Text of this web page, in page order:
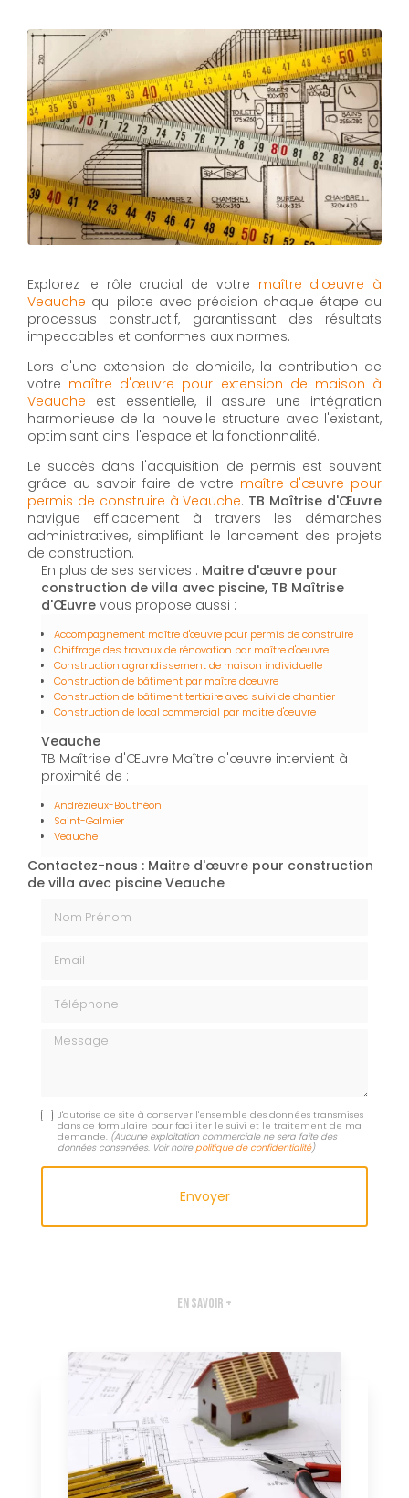
Explorez le rôle crucial de votre maître d'œuvre à
Veauche qui pilote avec précision chaque étape du
processus constructif, garantissant des résultats
impeccables et conformes aux normes.
Lors d'une extension de domicile, la contribution de
votre maître d'œuvre pour extension de maison à
Veauche est essentielle, il assure une intégration
harmonieuse de la nouvelle structure avec l'existant,
optimisant ainsi l'espace et la fonctionnalité.
Le succès dans l'acquisition de permis est souvent
grâce au savoir-faire de votre maître d'œuvre pour
permis de construire à Veauche. TB Maîtrise d'Œuvre
navigue efficacement à travers les démarches
administratives, simplifiant le lancement des projets
de construction.
En plus de ses services : Maitre d'œuvre pour
construction de villa avec piscine, TB Maîtrise
d'Œuvre vous propose aussi :
Accompagnement maître d'œuvre pour permis de construire
Chiffrage des travaux de rénovation par maître d'oeuvre
Construction agrandissement de maison individuelle
Construction de bâtiment par maître d'œuvre
Construction de bâtiment tertiaire avec suivi de chantier
Construction de local commercial par maitre d'œuvre
Veauche
TB Maîtrise d'Œuvre Maître d'œuvre intervient à
proximité de :
Andrézieux-Bouthéon
Saint-Galmier
Veauche
Contactez-nous : Maitre d'œuvre pour construction
de villa avec piscine Veauche
Message
J'autorise ce site à conserver l'ensemble des données transmises
dans ce formulaire pour faciliter le suivi et le traitement de ma
demande. (Aucune exploitation commerciale ne sera faite des
données conservées. Voir notrepolitique de confidentialité)
En savoir +